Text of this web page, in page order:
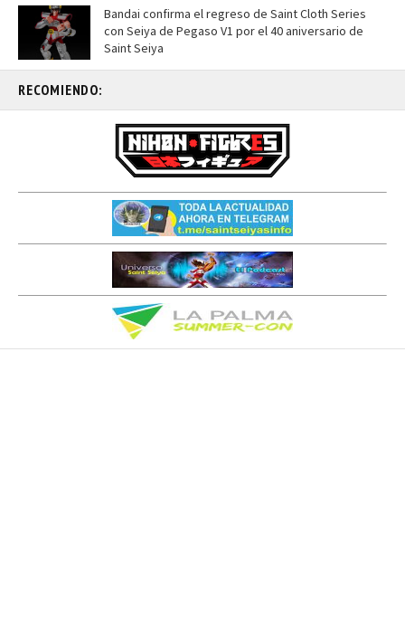
Bandai confirma el regreso de Saint Cloth Series
con Seiya de Pegaso V1 por el 40 aniversario de
Saint Seiya
RECOMIENDO: